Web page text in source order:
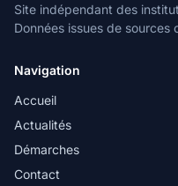
Site indépendant des
Données issues de sources
Navigation
Accueil
Actualités
Démarches
Contact